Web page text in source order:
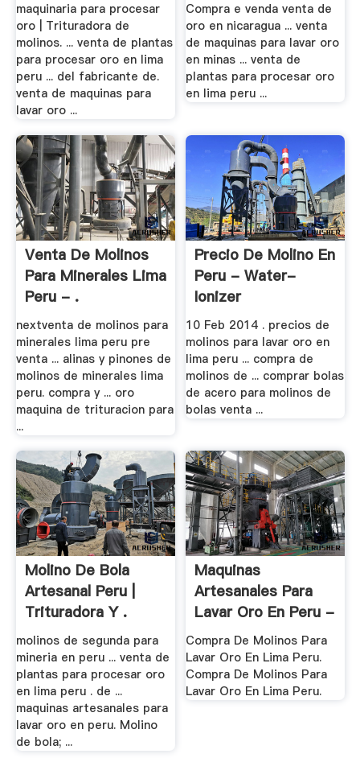
maquinaria para procesar
oro | Trituradora de
molinos. ... venta de plantas
para procesar oro en lima
peru ... del fabricante de.
venta de maquinas para
lavar oro ...
Compra e venda venta de
oro en nicaragua ... venta
de maquinas para lavar oro
en minas ... venta de
plantas para procesar oro
en lima peru ...
Venta De Molinos
Para Minerales Lima
Peru - .
nextventa de molinos para
minerales lima peru pre
venta ... alinas y pinones de
molinos de minerales lima
peru. compra y ... oro
maquina de trituracion para
...
Precio De Molino En
Peru - Water-
Ionizer
10 Feb 2014 . precios de
molinos para lavar oro en
lima peru ... compra de
molinos de ... comprar bolas
de acero para molinos de
bolas venta ...
Molino De Bola
Artesanal Peru |
Trituradora Y .
molinos de segunda para
mineria en peru ... venta de
plantas para procesar oro
en lima peru . de ...
maquinas artesanales para
lavar oro en peru. Molino
de bola; ...
Maquinas
Artesanales Para
Lavar Oro En Peru -
.
Compra De Molinos Para
Lavar Oro En Lima Peru.
Compra De Molinos Para
Lavar Oro En Lima Peru.